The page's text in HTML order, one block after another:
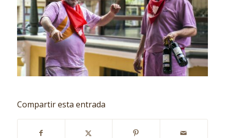
Compartir esta entrada